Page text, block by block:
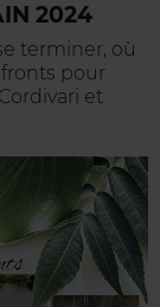
2024
terminer, où
pour
et